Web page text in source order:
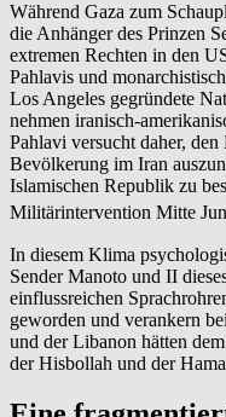
Während Gaza zum
die Anhänger des Prinzen
extremen Rechten in den
Pahlavis und
Los Angeles gegründete
nehmen iranisch-
Pahlavi versucht daher,
Bevölkerung im Iran
Islamischen Republik zu
Militärintervention Mitte
In diesem Klima
Sender Manoto und II
einflussreichen
geworden und verankern
und der Libanon hätten
der Hisbollah und der